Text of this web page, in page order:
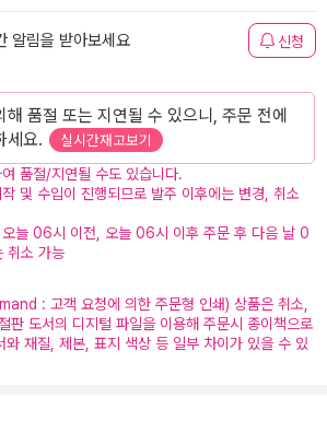
알림을 받아보세요 신청
해 품절 또는 지연될 수 있으니, 주문 전에
세요.
실시간재고보기
품절/지연될 수도 있습니다.
및 수입이 진행되므로 발주 이후에는 변경, 취소
늘 06시 이전, 오늘 06시 이후 주문 후 다음 날 0
취소 가능
: 고객 요청에 의한 주문형 인쇄) 상품은 취소,
판 도서의 디지털 파일을 이용해 주문시 종이책으로
와 재질, 제본, 표지 색상 등 일부 차이가 있을 수 있